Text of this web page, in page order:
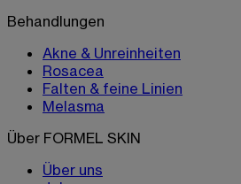
Behandlungen
Akne & Unreinheiten
Rosacea
Falten & feine Linien
Melasma
Über FORMEL SKIN
Über uns